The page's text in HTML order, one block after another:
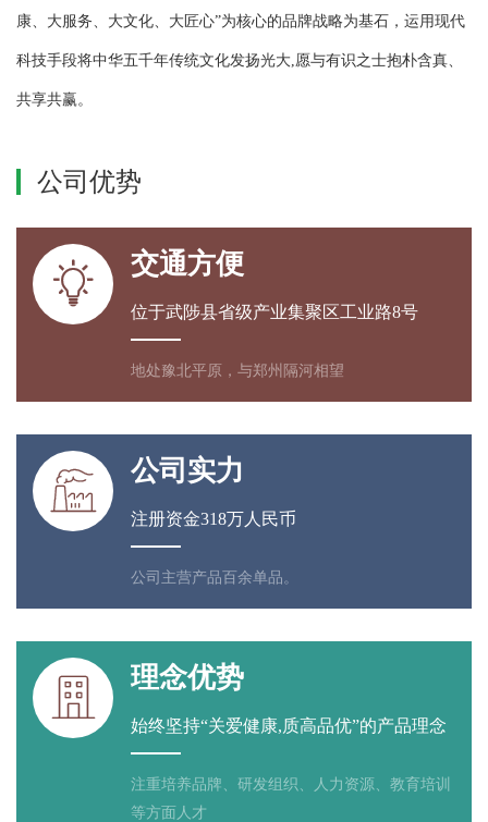
康、大服务、大文化、大匠心”为核心的品牌战略为基石，运用现代
科技手段将中华五千年传统文化发扬光大,愿与有识之士抱朴含真、
共享共赢。
公司优势
 交通方便
位于武陟县省级产业集聚区工业路8号
地处豫北平原，与郑州隔河相望
 公司实力
注册资金318万人民币
公司主营产品百余单品。
 理念优势
始终坚持“关爱健康,质高品优”的产品理念
注重培养品牌、研发组织、人力资源、教育培训
等方面人才